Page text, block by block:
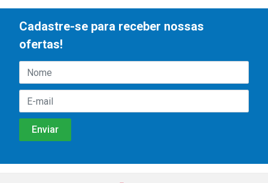
Cadastre-se para receber nossas
ofertas!